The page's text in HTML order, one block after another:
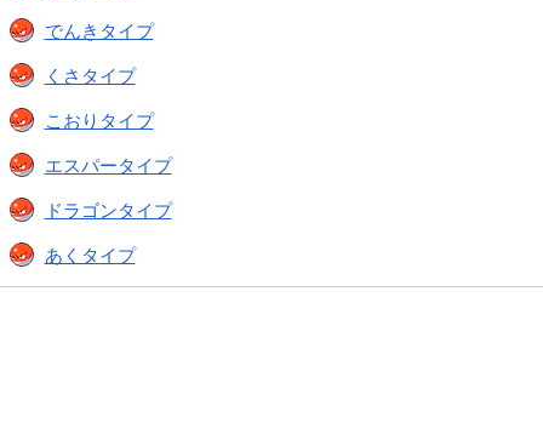
でんきタイプ
くさタイプ
こおりタイプ
エスパータイプ
ドラゴンタイプ
あくタイプ